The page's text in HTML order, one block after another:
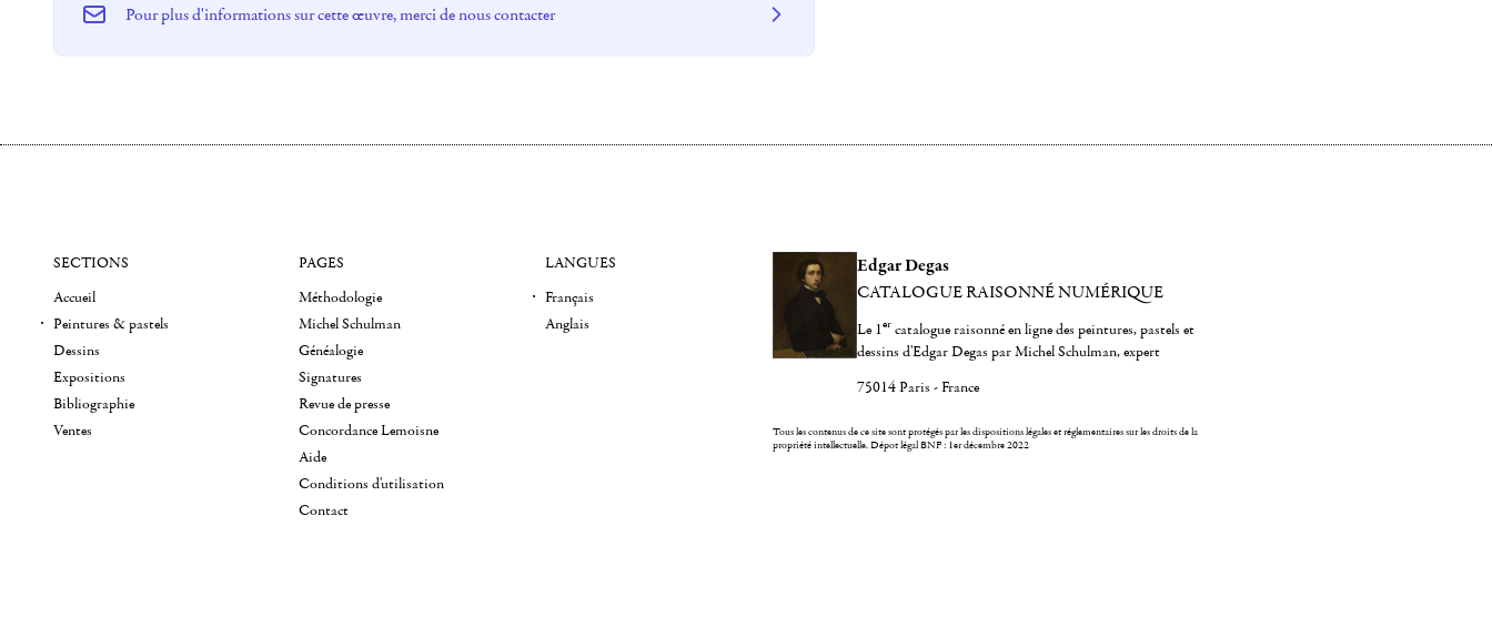
Pour plus d'informations sur cette œuvre, merci de nous contacter
Edgar Degas
CATALOGUE RAISONNÉ NUMÉRIQUE
Le 1er catalogue raisonné en ligne des peintures, pastels et
dessins d'Edgar Degas par Michel Schulman, expert
75014 Paris - France
Tous les contenus de ce site sont protégés par les dispositions légales et réglementaires sur les droits de la
propriété intellectuelle.Dépot légal BNF : 1er décembre 2022
SECTIONS
Accueil
Peintures & pastels
Dessins
Expositions
Bibliographie
Ventes
PAGES
Méthodologie
Michel Schulman
Généalogie
Signatures
Revue de presse
Concordance Lemoisne
Aide
Conditions d'utilisation
Contact
LANGUES
Français
Anglais